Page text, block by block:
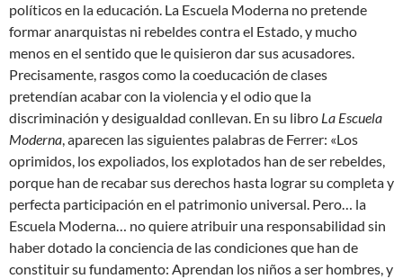
políticos en la educación. La Escuela Moderna no pretende
formar anarquistas ni rebeldes contra el Estado, y mucho
menos en el sentido que le quisieron dar sus acusadores.
Precisamente, rasgos como la coeducación de clases
pretendían acabar con la violencia y el odio que la
discriminación y desigualdad conllevan. En su libro La Escuela
Moderna, aparecen las siguientes palabras de Ferrer: «Los
oprimidos, los expoliados, los explotados han de ser rebeldes,
porque han de recabar sus derechos hasta lograr su completa y
perfecta participación en el patrimonio universal. Pero… la
Escuela Moderna… no quiere atribuir una responsabilidad sin
haber dotado la conciencia de las condiciones que han de
constituir su fundamento: Aprendan los niños a ser hombres, y